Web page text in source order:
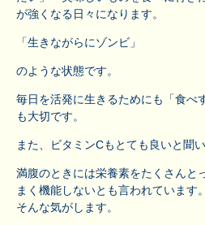
が強くなる日々になります。
「生きながらにゾンビ」
のような状態です。
毎日を活発に生きるためにも「食べ
も大切です。
また、ビタミンCもとても良いと聞い
満腹のときには栄養素をたくさんと
まく機能しないとも言われています
そんな気がします。